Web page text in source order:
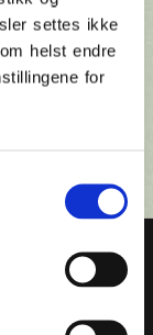
settes ikke
helst endre
for